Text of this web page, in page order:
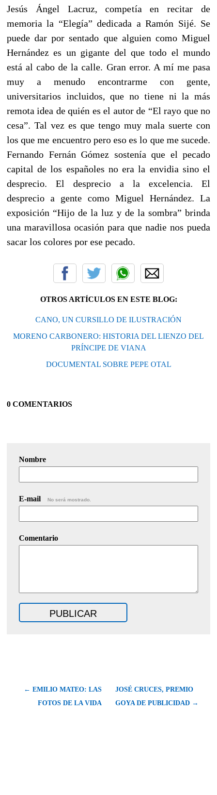
Jesús Ángel Lacruz, competía en recitar de
memoria la “Elegía” dedicada a Ramón Sijé. Se
puede dar por sentado que alguien como Miguel
Hernández es un gigante del que todo el mundo
está al cabo de la calle. Gran error. A mí me pasa
muy a menudo encontrarme con gente,
universitarios incluidos, que no tiene ni la más
remota idea de quién es el autor de “El rayo que no
cesa”. Tal vez es que tengo muy mala suerte con
los que me encuentro pero eso es lo que me sucede.
Fernando Fernán Gómez sostenía que el pecado
capital de los españoles no era la envidia sino el
desprecio. El desprecio a la excelencia. El
desprecio a gente como Miguel Hernández. La
exposición “Hijo de la luz y de la sombra” brinda
una maravillosa ocasión para que nadie nos pueda
sacar los colores por ese pecado.
OTROS ARTÍCULOS EN ESTE BLOG:
CANO, UN CURSILLO DE ILUSTRACIÓN
MORENO CARBONERO: HISTORIA DEL LIENZO DEL
PRÍNCIPE DE VIANA
DOCUMENTAL SOBRE PEPE OTAL
0 COMENTARIOS
Nombre
E-mail No será mostrado.
Comentario
← EMILIO MATEO: LAS
FOTOS DE LA VIDA
JOSÉ CRUCES, PREMIO
GOYA DE PUBLICIDAD →